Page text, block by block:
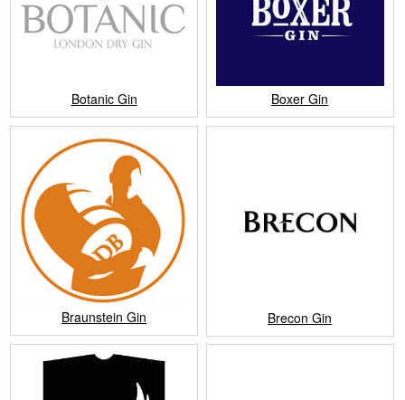
Botanic Gin Boxer Gin
Braunstein Gin Brecon Gin